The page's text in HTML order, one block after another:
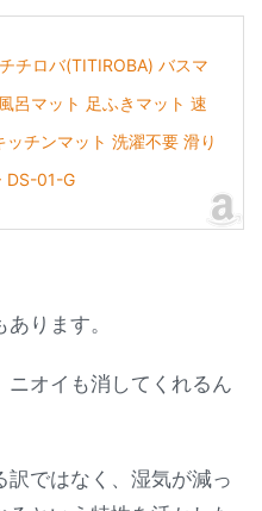
チロバ(TITIROBA) バスマ
呂マット 足ふきマット 速
チンマット 洗濯不要 滑り
DS-01-G
ります。
オイも消してくれるん
訳ではなく、湿気が減っ